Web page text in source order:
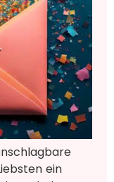
ein